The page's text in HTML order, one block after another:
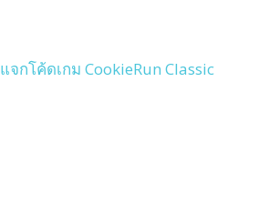
แจกโค้ดเกม CookieRun Classic